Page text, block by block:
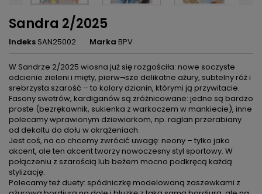
Sandra 2/2025
Indeks SAN25002 Marka BPV
W Sandrze 2/2025 wiosna już się rozgościła: nowe soczyste
odcienie zieleni i mięty, pierw¬sze delikatne ażury, subtelny róż i
srebrzysta szarość – to kolory dzianin, którymi ją przywitacie.
Fasony swetrów, kardiganów są zróżnicowane: jedne są bardzo
proste (bezrękawnik, sukienka z warkoczem w mankiecie), inne
polecamy wprawionym dziewiarkom, np. raglan przerabiany
od dekoltu do dołu w okrążeniach.
Jest coś, na co chcemy zwrócić uwagę: neony – tylko jako
akcent, ale ten akcent tworzy nowoczesny styl sportowy. W
połączeniu z szarością lub beżem mocno podkręcą każdą
stylizację.
Polecamy też duety: spódniczkę modelowaną zaszewkami z